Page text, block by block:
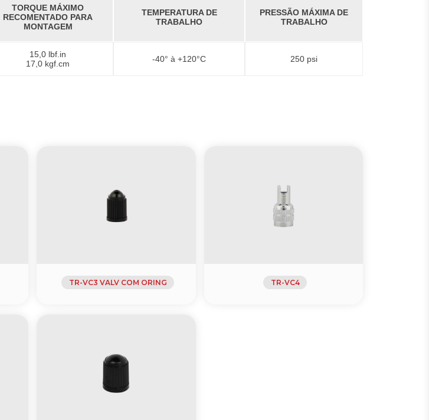
TORQUE MÁXIMO
RECOMENTADO PARA
MONTAGEM
TEMPERATURA DE
TRABALHO
PRESSÃO MÁXIMA DE
TRABALHO
15,0 lbf.in
17,0 kgf.cm
-40° à +120°C 250 psi
TR-VC3 VALV COM ORING TR-VC4